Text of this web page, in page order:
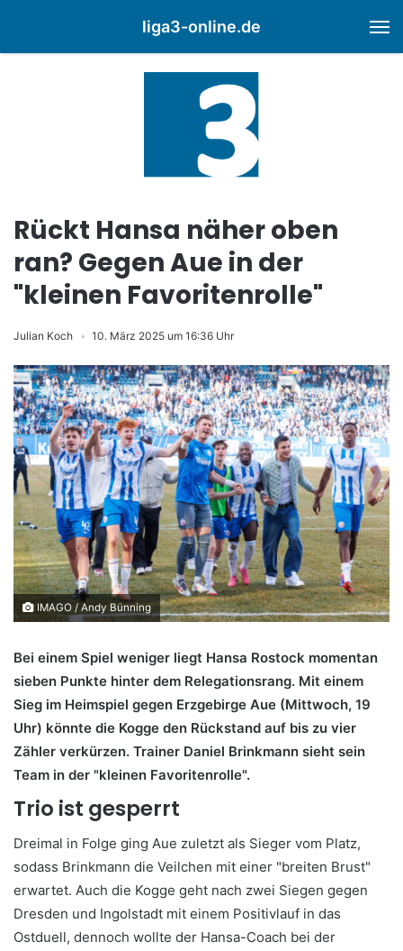
liga3-online.de
Rückt Hansa näher oben
ran? Gegen Aue in der
"kleinen Favoritenrolle"
Julian Koch 10. März 2025 um 16:36 Uhr
IMAGO / Andy Bünning
Bei einem Spiel weniger liegt Hansa Rostock momentan
sieben Punkte hinter dem Relegationsrang. Mit einem
Sieg im Heimspiel gegen Erzgebirge Aue (Mittwoch, 19
Uhr) könnte die Kogge den Rückstand auf bis zu vier
Zähler verkürzen. Trainer Daniel Brinkmann sieht sein
Team in der "kleinen Favoritenrolle".
Trio ist gesperrt
Dreimal in Folge ging Aue zuletzt als Sieger vom Platz,
sodass Brinkmann die Veilchen mit einer "breiten Brust"
erwartet. Auch die Kogge geht nach zwei Siegen gegen
Dresden und Ingolstadt mit einem Positivlauf in das
Ostduell, dennoch wollte der Hansa-Coach bei der